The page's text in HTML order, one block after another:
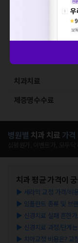
한 가격은 해당 의료기관
건
격입니다. (진료와 연관
산정될 수 있는 점 참고
치과치료
제증명수수료
병원별 치과 치료 가격
치과 평균 가격이
▶ 세라믹 교정 가격/비
▶ 임플란트 종류 및 브
▶ 신경치료 실패 흔한
▶ 신경치료 과정/단계
▶ 치아교정 비용은? 교